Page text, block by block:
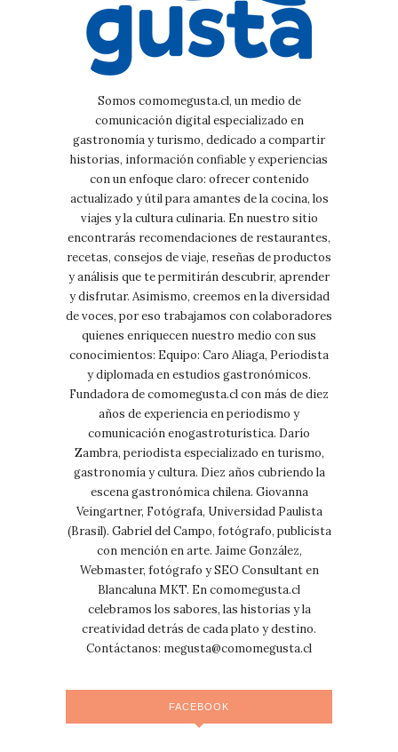
Somos comomegusta.cl, un medio de
comunicación digital especializado en
gastronomía y turismo, dedicado a compartir
historias, información confiable y experiencias
con un enfoque claro: ofrecer contenido
actualizado y útil para amantes de la cocina, los
viajes y la cultura culinaria. En nuestro sitio
encontrarás recomendaciones de restaurantes,
recetas, consejos de viaje, reseñas de productos
y análisis que te permitirán descubrir, aprender
y disfrutar. Asimismo, creemos en la diversidad
de voces, por eso trabajamos con colaboradores
quienes enriquecen nuestro medio con sus
conocimientos: Equipo: Caro Aliaga, Periodista
y diplomada en estudios gastronómicos.
Fundadora de comomegusta.cl con más de diez
años de experiencia en periodismo y
comunicación enogastroturística. Darío
Zambra, periodista especializado en turismo,
gastronomía y cultura. Diez años cubriendo la
escena gastronómica chilena. Giovanna
Veingartner, Fotógrafa, Universidad Paulista
(Brasil). Gabriel del Campo, fotógrafo, publicista
con mención en arte. Jaime González,
Webmaster, fotógrafo y SEO Consultant en
Blancaluna MKT. En comomegusta.cl
celebramos los sabores, las historias y la
creatividad detrás de cada plato y destino.
Contáctanos: megusta@comomegusta.cl
FACEBOOK